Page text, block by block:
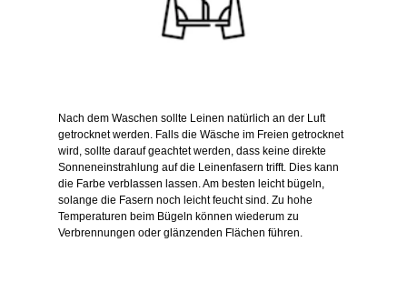
Nach dem Waschen sollte Leinen natürlich an der Luft
getrocknet werden. Falls die Wäsche im Freien getrocknet
wird, sollte darauf geachtet werden, dass keine direkte
Sonneneinstrahlung auf die Leinenfasern trifft. Dies kann
die Farbe verblassen lassen. Am besten leicht bügeln,
solange die Fasern noch leicht feucht sind. Zu hohe
Temperaturen beim Bügeln können wiederum zu
Verbrennungen oder glänzenden Flächen führen.